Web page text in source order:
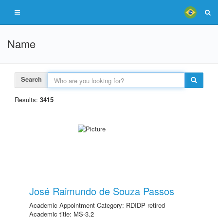
Name
Search
Results: 3415
José Raimundo de Souza Passos
Academic Appointment Category: RDIDP retired
Academic title: MS-3.2